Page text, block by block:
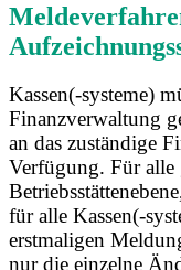
Kassen(-systeme)
Finanzverwaltung
an das zuständige
Verfügung. Für
für alle Kassen(-
erstmaligen
nur die einzelne